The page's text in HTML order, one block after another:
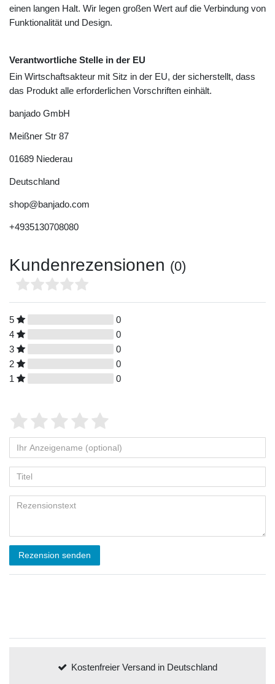
einen langen Halt. Wir legen großen Wert auf die Verbindung von
Funktionalität und Design.
Verantwortliche Stelle in der EU
Ein Wirtschaftsakteur mit Sitz in der EU, der sicherstellt, dass
das Produkt alle erforderlichen Vorschriften einhält.
banjado GmbH
Meißner Str 87
01689 Niederau
Deutschland
shop@banjado.com
+4935130708080
Kundenrezensionen (0)
5
0
4
0
3
0
2
0
1
0
Rezension senden
Kostenfreier Versand in Deutschland